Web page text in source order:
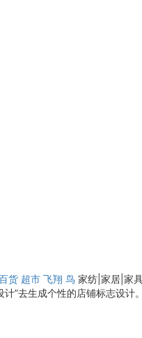
货 超市 飞翔 鸟 家纺|家居|家
”去生成个性的店铺标志设计。